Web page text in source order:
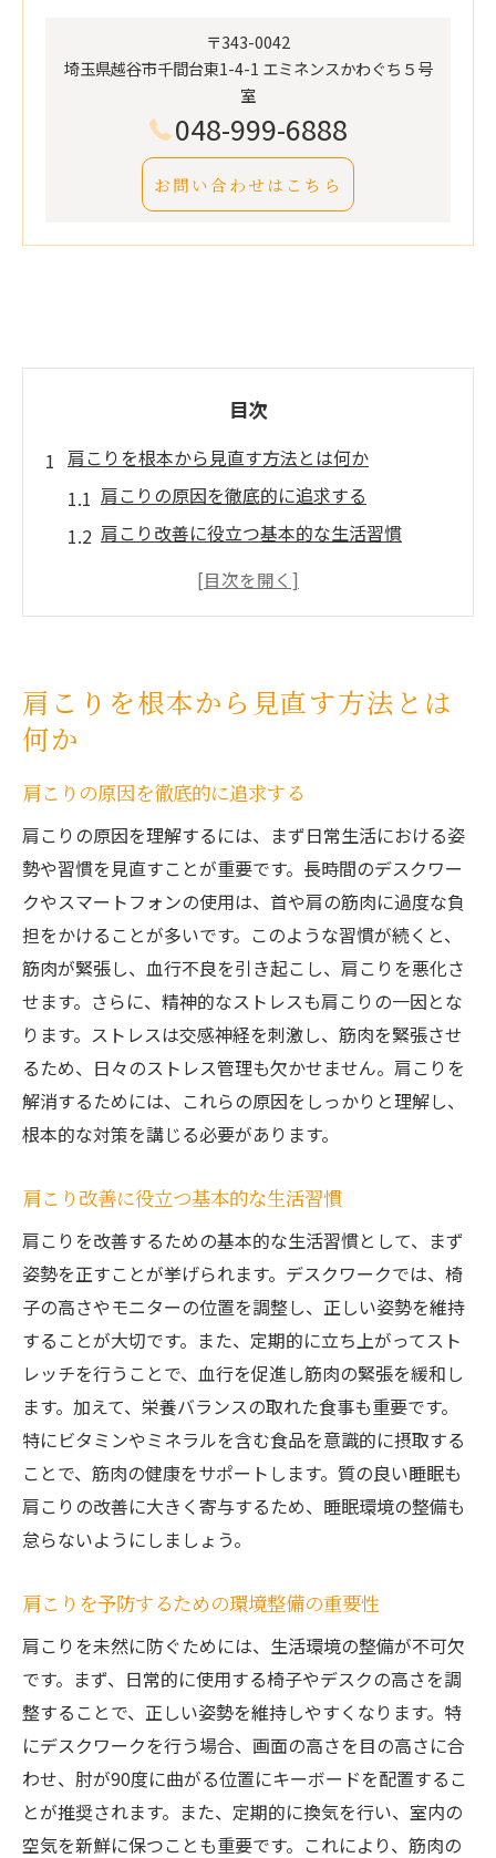
〒343-0042
埼玉県越谷市千間台東1-4-1 エミネンスかわぐち５号
室
048-999-6888
お問い合わせはこちら
目次
肩こりを根本から見直す方法とは何か
肩こりの原因を徹底的に追求する
肩こり改善に役立つ基本的な生活習慣
肩こりを予防するための環境整備の重要性
肩こりに影響を与えるストレス管理の方法
速効性のある肩こり解消法が求められる理由
件
肩こりの痛みを素早く和らげる方法
肩こりを速やかに解消するためのマッサー
ジテクニック
肩こりをすぐに改善する鍼灸療法の活用
肩こりを即座に緩和するストレッチのコツ
肩こり解消のために取り入れたい最新技術
長持ちする肩こり対策のコツが重要な理由
持続可能な肩こり対策には何が必要か
肩こりの再発を防ぐための習慣作り
肩こり対策における定期的なメンテナンス
の重要性
肩こりを長期的に予防するための食生活
肩こり解消のためのライフスタイル改善
肩こりの原因を深層筋にアプローチして解決
深層筋に直接働きかける整体の利点
肩こり解消に効果的な深層筋へのアプロー
チ法
深層筋を緩めるための特別なマッサージ技
術
深層筋をターゲットにした最新の整体技術
深層筋が肩こりの原因となる理由とその対
策
デトックス効果を利用した肩こり予防法
デトックスが肩こり予防に効果的な理由
リンパの流れを促進して肩こりを防ぐ方法
肩こり解消に役立つデトックス効果を高め
肩こりを根本から見直す方法とは
何か
肩こりの原因を徹底的に追求する
肩こりの原因を理解するには、まず日常生活における姿
勢や習慣を見直すことが重要です。長時間のデスクワー
クやスマートフォンの使用は、首や肩の筋肉に過度な負
担をかけることが多いです。このような習慣が続くと、
筋肉が緊張し、血行不良を引き起こし、肩こりを悪化さ
せます。さらに、精神的なストレスも肩こりの一因とな
ります。ストレスは交感神経を刺激し、筋肉を緊張させ
るため、日々のストレス管理も欠かせません。肩こりを
解消するためには、これらの原因をしっかりと理解し、
根本的な対策を講じる必要があります。
肩こり改善に役立つ基本的な生活習慣
肩こりを改善するための基本的な生活習慣として、まず
姿勢を正すことが挙げられます。デスクワークでは、椅
子の高さやモニターの位置を調整し、正しい姿勢を維持
することが大切です。また、定期的に立ち上がってスト
レッチを行うことで、血行を促進し筋肉の緊張を緩和し
ます。加えて、栄養バランスの取れた食事も重要です。
特にビタミンやミネラルを含む食品を意識的に摂取する
ことで、筋肉の健康をサポートします。質の良い睡眠も
肩こりの改善に大きく寄与するため、睡眠環境の整備も
怠らないようにしましょう。
肩こりを予防するための環境整備の重要性
肩こりを未然に防ぐためには、生活環境の整備が不可欠
です。まず、日常的に使用する椅子やデスクの高さを調
整することで、正しい姿勢を維持しやすくなります。特
にデスクワークを行う場合、画面の高さを目の高さに合
わせ、肘が90度に曲がる位置にキーボードを配置するこ
とが推奨されます。また、定期的に換気を行い、室内の
空気を新鮮に保つことも重要です。これにより、筋肉の